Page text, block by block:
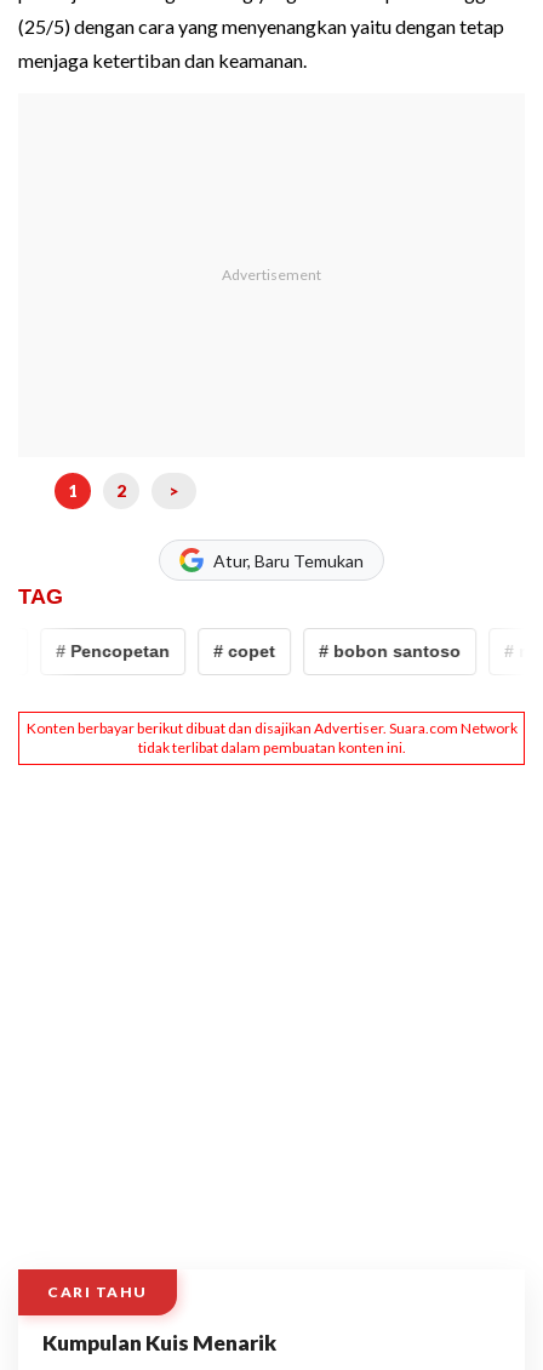
(25/5) dengan cara yang menyenangkan yaitu dengan tetap
menjaga ketertiban dan keamanan.
1 2 >
Atur, Baru Temukan
TAG
# Pencopetan # copet # bobon santoso #
CARI TAHU
Kumpulan Kuis Menarik